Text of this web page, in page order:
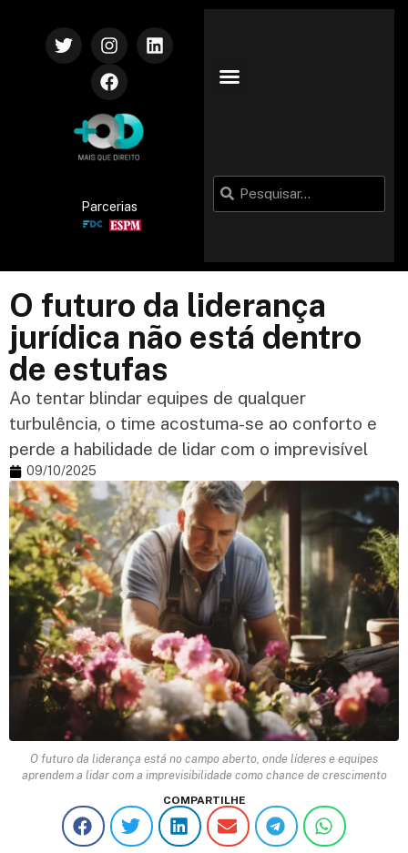
Parcerias
O futuro da liderança
jurídica não está dentro
de estufas
Ao tentar blindar equipes de qualquer
turbulência, o time acostuma-se ao conforto e
perde a habilidade de lidar com o imprevisível
09/10/2025
O futuro da liderança está no campo aberto, onde líderes e equipes
aprendem a lidar com a imprevisibilidade como chance de crescimento
COMPARTILHE